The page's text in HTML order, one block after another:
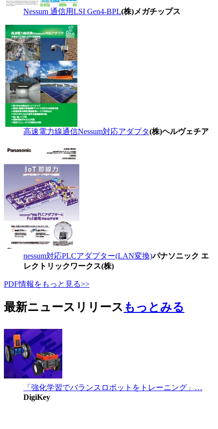
Nessum 通信用LSI Gen4-BPL(株)メガチップス
高速電力線通信Nessum対応アダプタ(株)ヘルヴェチア
nessum対応PLCアダプター(LAN変換)パナソニック エ
レクトリックワークス(株)
PDF情報をもっと見る>>
最新ニュースリリース もっとみる
「強化学習でバランスロボットをトレーニング」…
DigiKey